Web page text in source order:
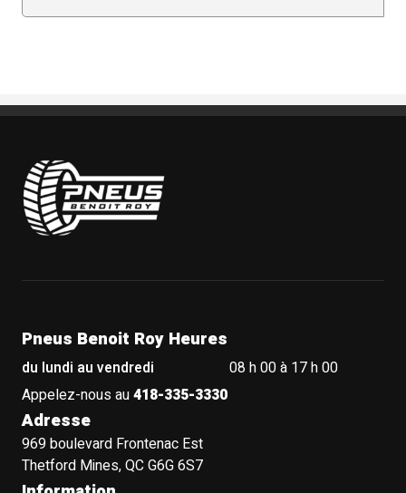
Pneus Benoit Roy
Pneus Benoit Roy Heures
du lundi au vendredi
08 h 00 à 17 h 00
Appelez-nous au418-335-3330
Adresse
969 boulevard Frontenac Est
Thetford Mines, QC G6G 6S7